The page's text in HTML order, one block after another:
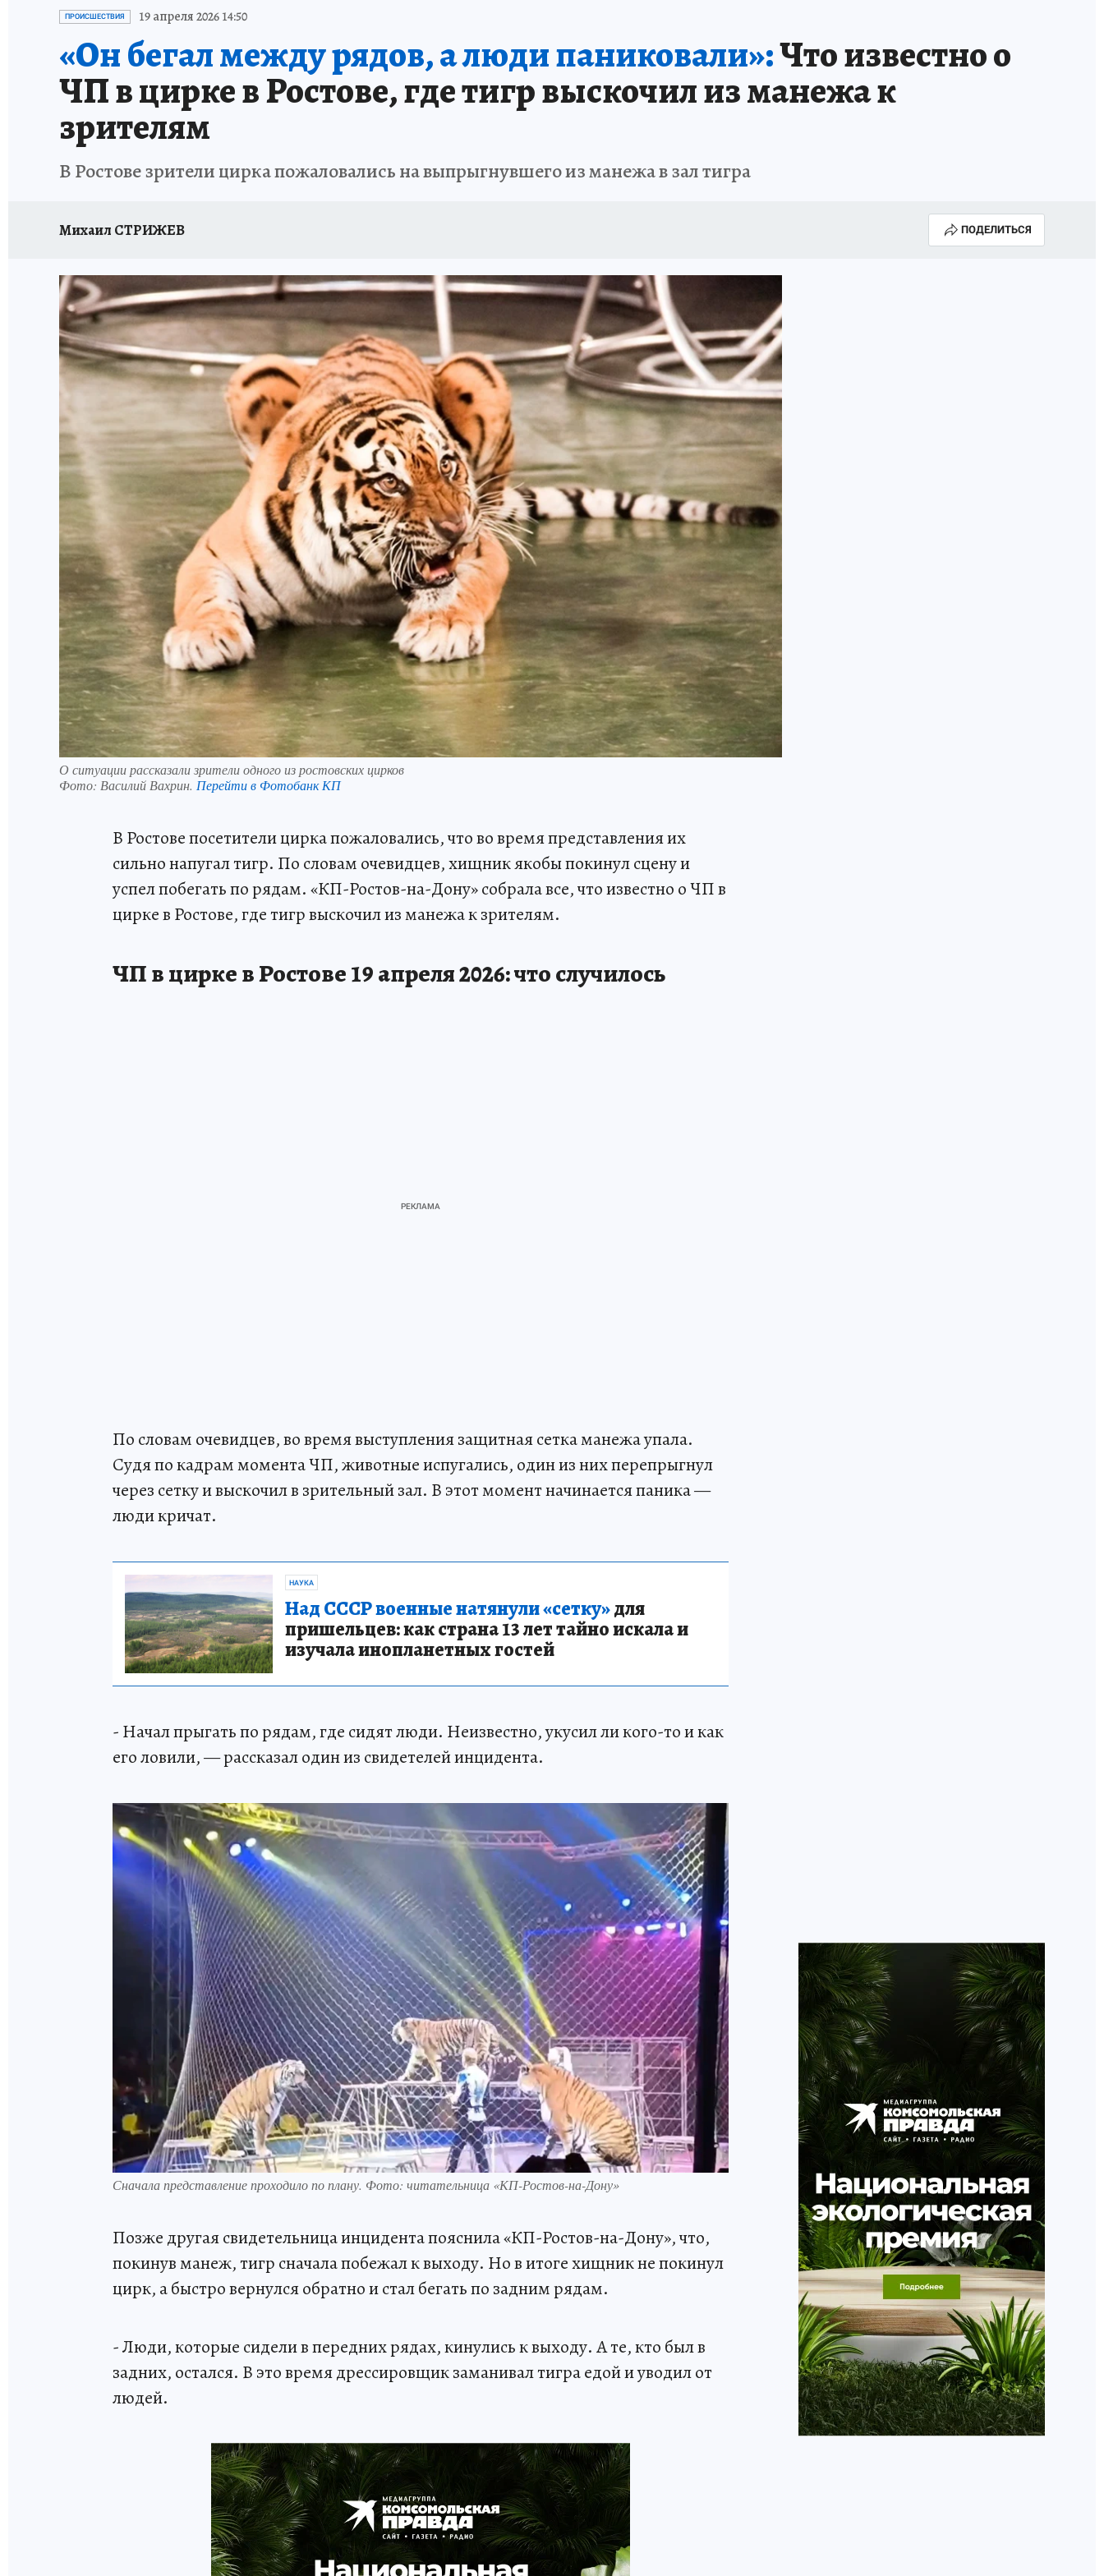
ЗАПОВЕДНАЯ РОССИЯ
ПРОИСШЕСТВИЯ 19 апреля 2026 14:50
«Он бегал между рядов, а люди паниковали»:Что известно о
ЧП в цирке в Ростове, где тигр выскочил из манежа к
зрителям
В Ростове зрители цирка пожаловались на выпрыгнувшего из манежа в зал тигра
Михаил СТРИЖЕВ ПОДЕЛИТЬСЯ
О ситуации рассказали зрители одного из ростовских цирков
Фото: Василий Вахрин. Перейти в Фотобанк КП
В Ростове посетители цирка пожаловались, что во время представления их
сильно напугал тигр. По словам очевидцев, хищник якобы покинул сцену и
успел побегать по рядам. «КП-Ростов-на-Дону» собрала все, что известно о ЧП в
цирке в Ростове, где тигр выскочил из манежа к зрителям.
ЧП в цирке в Ростове 19 апреля 2026: что случилось
По словам очевидцев, во время выступления защитная сетка манежа упала.
Судя по кадрам момента ЧП, животные испугались, один из них перепрыгнул
через сетку и выскочил в зрительный зал. В этот момент начинается паника —
люди кричат.
НАУКА
Над СССР военные натянули «сетку»для
пришельцев: как страна 13 лет тайно искала и
изучала инопланетных гостей
- Начал прыгать по рядам, где сидят люди. Неизвестно, укусил ли кого-то и как
его ловили, — рассказал один из свидетелей инцидента.
Сначала представление проходило по плану. Фото: читательница «КП-Ростов-на-Дону»
Позже другая свидетельница инцидента пояснила «КП-Ростов-на-Дону», что,
покинув манеж, тигр сначала побежал к выходу. Но в итоге хищник не покинул
цирк, а быстро вернулся обратно и стал бегать по задним рядам.
- Люди, которые сидели в передних рядах, кинулись к выходу. А те, кто был в
задних, остался. В это время дрессировщик заманивал тигра едой и уводил от
людей.